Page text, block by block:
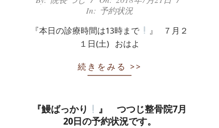
In: 予約状況
『本日の診療時間は13時まで
』 ７月２
１日(土) おはよ
続きをみる >>
『鰻ばっかり
』 つつじ整骨院7月
20日の予約状況です。